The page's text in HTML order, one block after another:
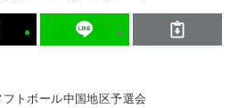
トボール中国地区予選会